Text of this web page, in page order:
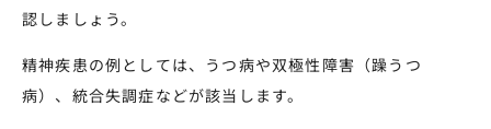
認しましょう。
精神疾患の例としては、うつ病や双極性障害（躁うつ
病）、統合失調症などが該当します。